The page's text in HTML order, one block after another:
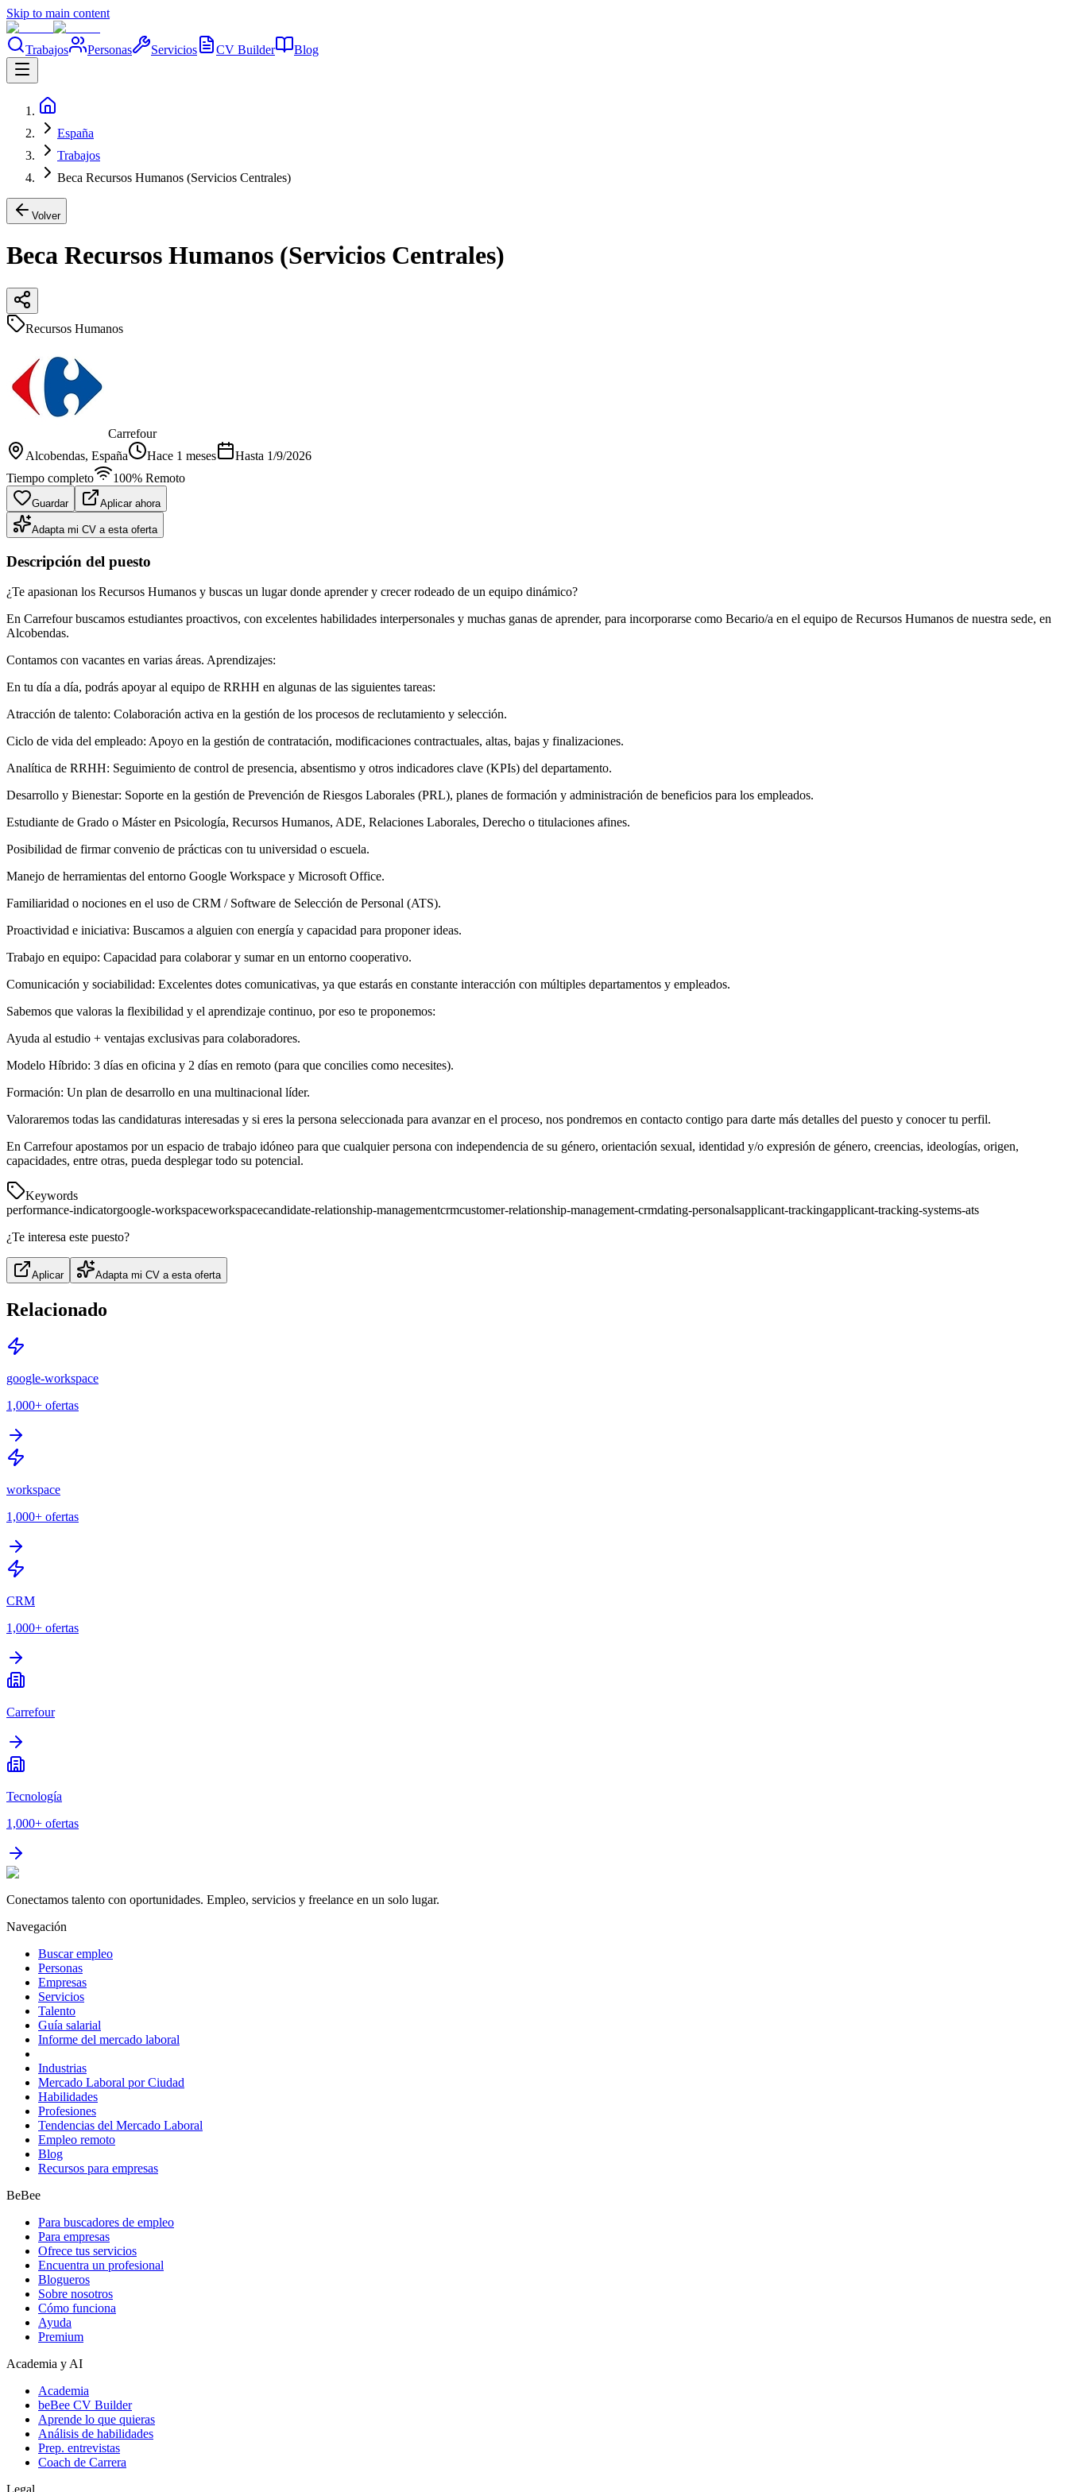
Skip to main content
Trabajos Personas Servicios CV Builder Blog
España
Trabajos
Beca Recursos Humanos (Servicios Centrales)
Volver
Beca Recursos Humanos (Servicios Centrales)
Recursos Humanos
Carrefour
Alcobendas, España Hace 1 meses Hasta 1/9/2026
Tiempo completo
100% Remoto
Guardar Aplicar ahora
Adapta mi CV a esta oferta
Descripción del puesto
¿Te apasionan los Recursos Humanos y buscas un lugar donde aprender y crecer rodeado de un equipo dinámico?
En Carrefour buscamos estudiantes proactivos, con excelentes habilidades interpersonales y muchas ganas de aprender, para incorporarse como Becario/a en el equipo de Recursos Humanos de nuestra sede, en
Alcobendas.
Contamos con vacantes en varias áreas. Aprendizajes:
En tu día a día, podrás apoyar al equipo de RRHH en algunas de las siguientes tareas:
Atracción de talento: Colaboración activa en la gestión de los procesos de reclutamiento y selección.
Ciclo de vida del empleado: Apoyo en la gestión de contratación, modificaciones contractuales, altas, bajas y finalizaciones.
Analítica de RRHH: Seguimiento de control de presencia, absentismo y otros indicadores clave (KPIs) del departamento.
Desarrollo y Bienestar: Soporte en la gestión de Prevención de Riesgos Laborales (PRL), planes de formación y administración de beneficios para los empleados.
Estudiante de Grado o Máster en Psicología, Recursos Humanos, ADE, Relaciones Laborales, Derecho o titulaciones afines.
Posibilidad de firmar convenio de prácticas con tu universidad o escuela.
Manejo de herramientas del entorno Google Workspace y Microsoft Office.
Familiaridad o nociones en el uso de CRM / Software de Selección de Personal (ATS).
Proactividad e iniciativa: Buscamos a alguien con energía y capacidad para proponer ideas.
Trabajo en equipo: Capacidad para colaborar y sumar en un entorno cooperativo.
Comunicación y sociabilidad: Excelentes dotes comunicativas, ya que estarás en constante interacción con múltiples departamentos y empleados.
Sabemos que valoras la flexibilidad y el aprendizaje continuo, por eso te proponemos:
Ayuda al estudio + ventajas exclusivas para colaboradores.
Modelo Híbrido: 3 días en oficina y 2 días en remoto (para que concilies como necesites).
Formación: Un plan de desarrollo en una multinacional líder.
Valoraremos todas las candidaturas interesadas y si eres la persona seleccionada para avanzar en el proceso, nos pondremos en contacto contigo para darte más detalles del puesto y conocer tu perfil.
En Carrefour apostamos por un espacio de trabajo idóneo para que cualquier persona con independencia de su género, orientación sexual, identidad y/o expresión de género, creencias, ideologías, origen,
capacidades, entre otras, pueda desplegar todo su potencial.
Keywords
performance-indicatorgoogle-workspaceworkspacecandidate-relationship-managementcrmcustomer-relationship-management-crmdating-personalsapplicant-trackingapplicant-tracking-systems-ats
¿Te interesa este puesto?
Aplicar Adapta mi CV a esta oferta
Relacionado
google-workspace
1,000+ ofertas
workspace
1,000+ ofertas
CRM
1,000+ ofertas
Carrefour
Tecnología
1,000+ ofertas
Conectamos talento con oportunidades. Empleo, servicios y freelance en un solo lugar.
Navegación
Buscar empleo
Personas
Empresas
Servicios
Talento
Guía salarial
Informe del mercado laboral
Industrias
Mercado Laboral por Ciudad
Habilidades
Profesiones
Tendencias del Mercado Laboral
Empleo remoto
Blog
Recursos para empresas
BeBee
Para buscadores de empleo
Para empresas
Ofrece tus servicios
Encuentra un profesional
Blogueros
Sobre nosotros
Cómo funciona
Ayuda
Premium
Academia y AI
Academia
beBee CV Builder
Aprende lo que quieras
Análisis de habilidades
Prep. entrevistas
Coach de Carrera